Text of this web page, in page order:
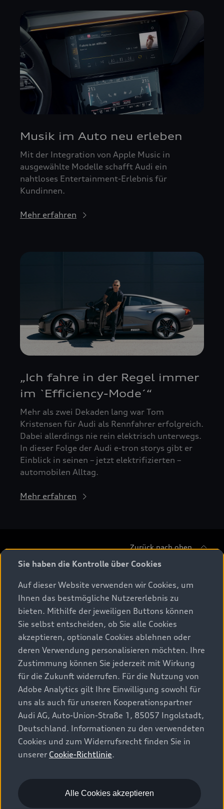
Sie haben die Kontrolle über Cookies
Auf dieser Website verwenden wir Cookies, um
Ihnen das bestmögliche Nutzererlebnis zu
bieten. Mithilfe der jeweiligen Buttons können
Sie selbst entscheiden, ob Sie alle Cookies
akzeptieren, optionale Cookies ablehnen oder
deren Verwendung personalisieren möchten. Ihre
Zustimmung können Sie jederzeit mit Wirkung
für die Zukunft widerrufen. Für die Nutzung von
Adobe Analytics gilt Ihre Einwilligung sowohl für
uns als auch für unseren Kooperationspartner
Audi AG, Auto-Union-Straße 1, 85057 Ingolstadt,
Deutschland. Informationen zu den verwendeten
Cookies und zum Widerrufsrecht finden Sie in
unserer Cookie-Richtlinie.
Alle Cookies akzeptieren
Musik im Auto neu erleben
Mit der Integration von Apple Music in
ausgewählte Modelle schafft Audi ein
nahtloses Entertainment-Erlebnis für
Kundinnen.
Mehr erfahren
„Ich fahre in der Regel immer
im `Efficiency-Mode´“
Mehr als zwei Dekaden lang war Tom
Kristensen für Audi als Rennfahrer erfolgreich.
Dabei allerdings nie rein elektrisch unterwegs.
In dieser Folge der Audi e-tron storys gibt er
Einblick in seinen – jetzt elektrifizierten –
automobilen Alltag.
Mehr erfahren
Zurück nach oben
Alle Modelle
Modelle vergleichen
Elektromodelle
Plug-in-Hybride
Beratung & Kauf
Aktuelle Angebote
Sofort verfügbare Neuwagen
Gebrauchtwagen
Audi Gebrauchtwagen :plus
Geschäftskunden
Audi exclusive
Service & Zubehör
Audi Original Zubehör
Audi Services
Audi digital services
myAudi
Garantie & Unterstützung
Batterie und Sicherheit
Kundenbereich
Kontakt
Audi Partner finden
Probefahrt anfragen
Audi Welt
Audi quattro Cup
Die Marke Karriere WLTP
Energieeffizienz
Rechtliches